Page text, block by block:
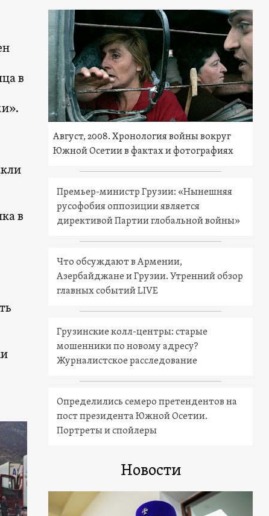
в
в
Август, 2008. Хронология войны вокруг
Южной Осетии в фактах и фотографиях
Премьер-министр Грузии: «Нынешняя
русофобия оппозиции является
директивой Партии глобальной войны»
Что обсуждают в Армении,
Азербайджане и Грузии. Утренний обзор
главных событий LIVE
Грузинские колл-центры: старые
мошенники по новому адресу?
Журналистское расследование
Определились семеро претендентов на
пост президента Южной Осетии.
Портреты и спойлеры
Новости